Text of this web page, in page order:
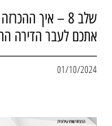
שלב 8 – איך
אתכם לעבר הדירה
01/10/2024